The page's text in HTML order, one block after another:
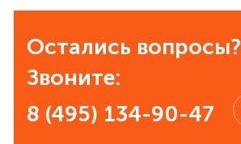
рекомендовать всем знакомым.
Остались вопросы?
Звоните:
8 (495) 134-90-47